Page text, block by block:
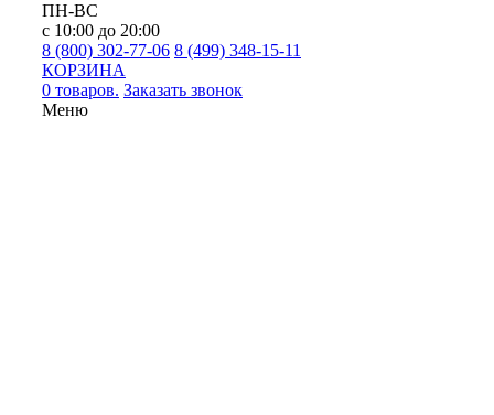
ПН-ВС
с 10:00 до 20:00
8 (800) 302-77-06 8 (499) 348-15-11
КОРЗИНА
0 товаров. Заказать звонок
Меню